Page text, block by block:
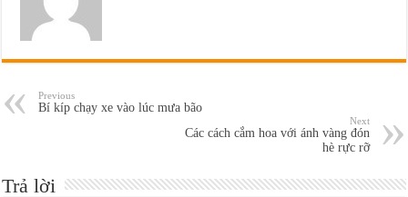
Previous
Bí kíp chạy xe vào lúc mưa bão
Next
Các cách cắm hoa với ánh vàng đón
hè rực rỡ
Trả lời